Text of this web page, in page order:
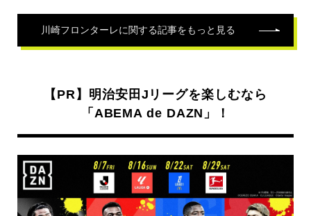
川崎フロンターレに関する記事をもっと見る
【PR】明治安田Jリーグを楽しむなら
「ABEMA de DAZN」！